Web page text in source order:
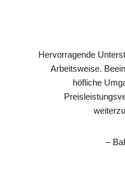
Hervorragende
Arbeitsweise.
höfliche
–